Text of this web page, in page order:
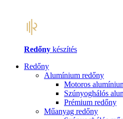
Redőny készítés
Redőny
Alumínium redőny
Motoros
Szúnyoghálós
Prémium redőny
Műanyag redőny